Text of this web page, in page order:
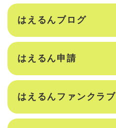
はえるんブログ
はえるん申請
はえるんファンクラブ